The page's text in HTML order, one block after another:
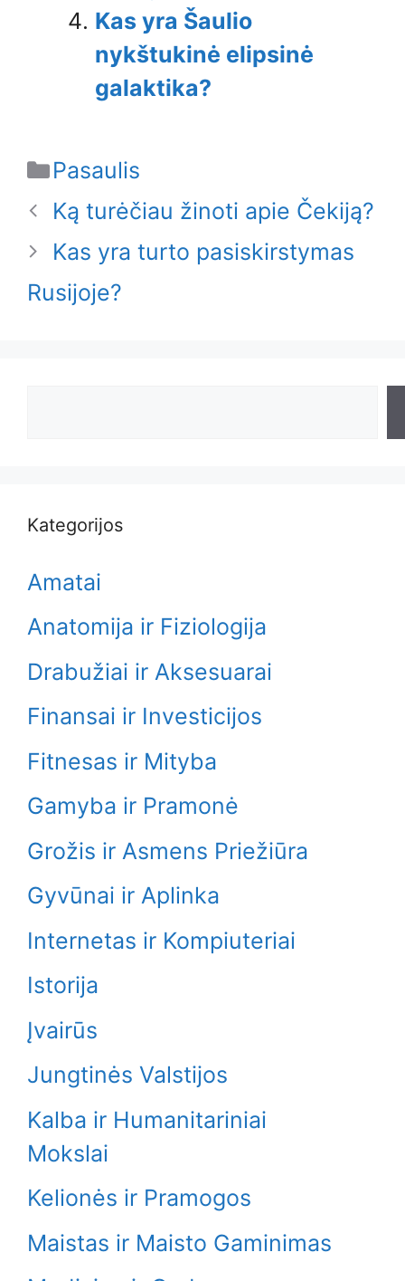
Kas yra Šaulio
nykštukinė elipsinė
galaktika?
Categories
Pasaulis
Ką turėčiau žinoti apie Čekiją?
Kas yra turto pasiskirstymas
Rusijoje?
Kategorijos
Amatai
Anatomija ir Fiziologija
Drabužiai ir Aksesuarai
Finansai ir Investicijos
Fitnesas ir Mityba
Gamyba ir Pramonė
Grožis ir Asmens Priežiūra
Gyvūnai ir Aplinka
Internetas ir Kompiuteriai
Istorija
Įvairūs
Jungtinės Valstijos
Kalba ir Humanitariniai
Mokslai
Kelionės ir Pramogos
Maistas ir Maisto Gaminimas